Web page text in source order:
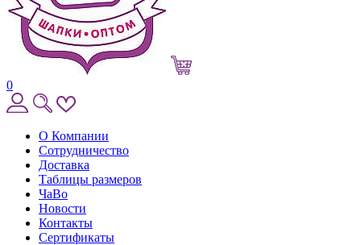
0
О Компании
Сотрудничество
Доставка
Таблицы размеров
ЧаВо
Новости
Контакты
Сертификаты